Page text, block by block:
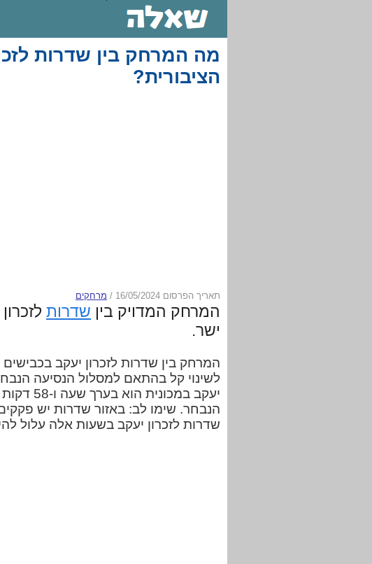
מה המרחק בין שדרות
הציבורית?
תאריך הפרסום 16/05/2024 / מרחקים
המרחק המדויק בין שדרות
ישר.
לשינוי קל בהתאם למסלול הנסיעה
יעקב
הנבחר. שימו לב: באזור שדרות יש
שדרות לזכרון יעקב בשעות אלה עלול